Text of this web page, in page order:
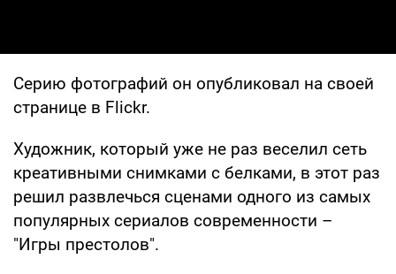
Серию фотографий он опубликовал на своей
странице в Flickr.
Художник, который уже не раз веселил сеть
креативными снимками с белками, в этот раз
решил развлечься сценами одного из самых
популярных сериалов современности –
"Игры престолов".